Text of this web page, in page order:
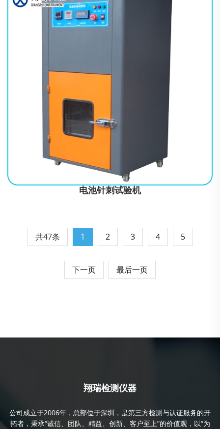
符合标准GB31241-2014、GB/T 8897.4-2008、YD/T 2344.1-
2011、GB/T 21966-2008、MT/T 1051-2007、YD 1268-2003、
GB/T
电池针刺试验机
共47条 1 2 3 4 5
下一页 最后一页
翔瑞检测仪器
公司成立于2006年，总部位于深圳，是第三方检测与认证服务的开
拓者，秉承“诚信、团队、精益、创新、客户至上”的价值观，以“为